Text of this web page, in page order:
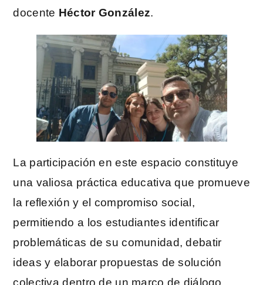
docente Héctor González.
La participación en este espacio constituye
una valiosa práctica educativa que promueve
la reflexión y el compromiso social,
permitiendo a los estudiantes identificar
problemáticas de su comunidad, debatir
ideas y elaborar propuestas de solución
colectiva dentro de un marco de diálogo,